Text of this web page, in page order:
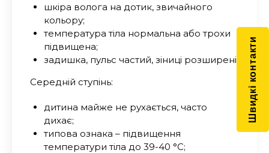
шкіра волога на дотик, звичайного
кольору;
температура тіла нормальна або трохи
підвищена;
задишка, пульс частий, зіниці розширені.
Середній ступінь:
дитина майже не рухається, часто
дихає;
типова ознака – підвищення
температури тіла до 39-40 °C;
Швидкі контакти